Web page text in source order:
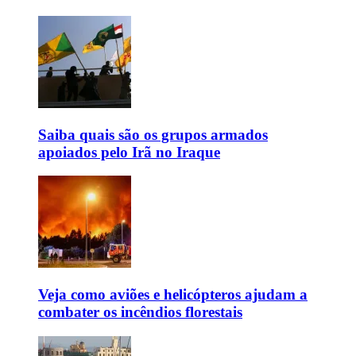
Saiba quais são os grupos armados
apoiados pelo Irã no Iraque
Veja como aviões e helicópteros ajudam a
combater os incêndios florestais